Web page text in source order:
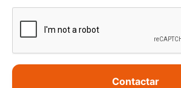
Contactar